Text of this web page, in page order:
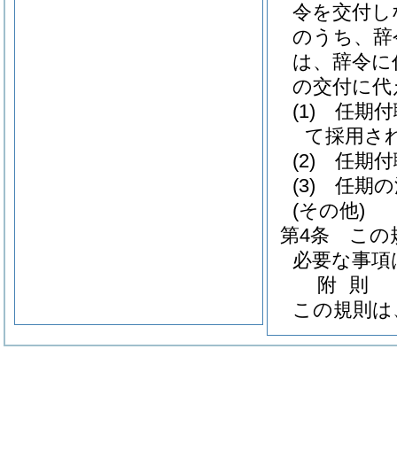
令を交付
のうち、
は、辞令
の交付に
(1)
任期
て採用さ
(2)
任期
(3)
任期
(その他)
第4条
この
必要な事
附 則
この規則